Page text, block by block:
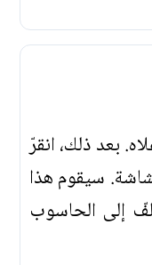
بعد ذلك، انقرّ
سيقوم هذا
إلى الحاسوب